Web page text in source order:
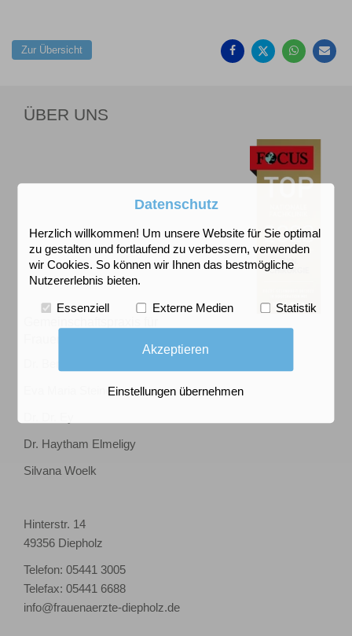
Zur Übersicht
teilen
teilen
teilen
ÜBER UNS
Eva Maria Steiner
Dr. Haytham Elmeligy
Silvana Woelk
Hinterstr. 14
49356 Diepholz
Telefon: 05441 3005
Telefax: 05441 6688
info@frauenaerzte-diepholz.de
Datenschutz
Herzlich willkommen! Um unsere Website für Sie optimal
zu gestalten und fortlaufend zu verbessern, verwenden
wir Cookies. So können wir Ihnen das bestmögliche
Nutzererlebnis bieten.
Essenziell Externe Medien Statistik
Akzeptieren
Einstellungen übernehmen